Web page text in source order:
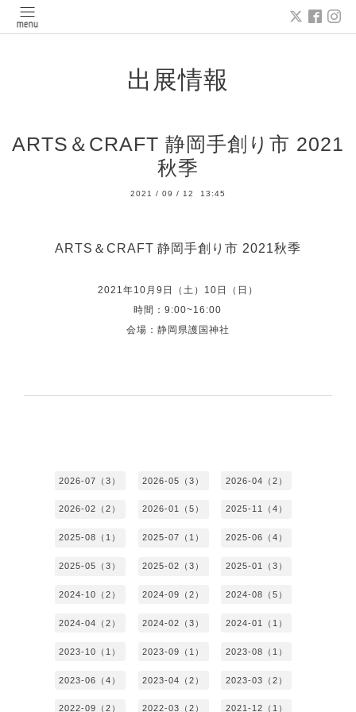
出展情報
ARTS＆CRAFT 静岡手創り市 2021
秋季
2021 / 09 / 12 13:45
ARTS＆CRAFT 静岡手創り市 2021秋季
2021年10月9日（土）10日（日）
時間：9:00~16:00
会場：静岡県護国神社
2026-07（3） 2026-05（3） 2026-04（2）
2026-02（2） 2026-01（5） 2025-11（4）
2025-08（1） 2025-07（1） 2025-06（4）
2025-05（3） 2025-02（3） 2025-01（3）
2024-10（2） 2024-09（2） 2024-08（5）
2024-04（2） 2024-02（3） 2024-01（1）
2023-10（1） 2023-09（1） 2023-08（1）
2023-06（4） 2023-04（2） 2023-03（2）
2022-09（2） 2022-03（2） 2021-12（1）